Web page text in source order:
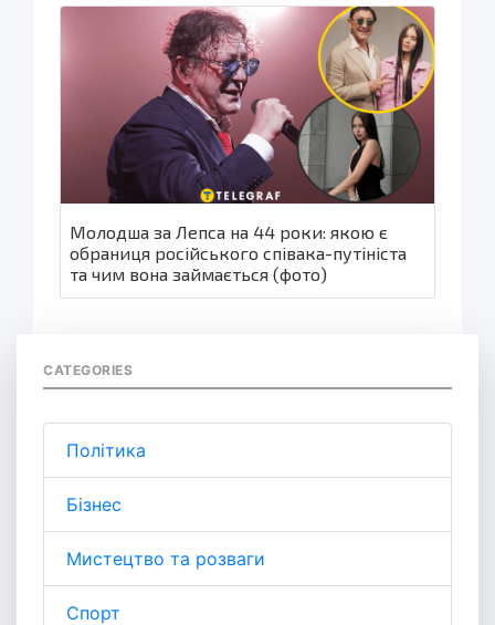
Молодша за Лепса на 44 роки: якою є
обраниця російського співака-путініста
та чим вона займається (фото)
CATEGORIES
Політика
Бізнес
Мистецтво та розваги
Спорт